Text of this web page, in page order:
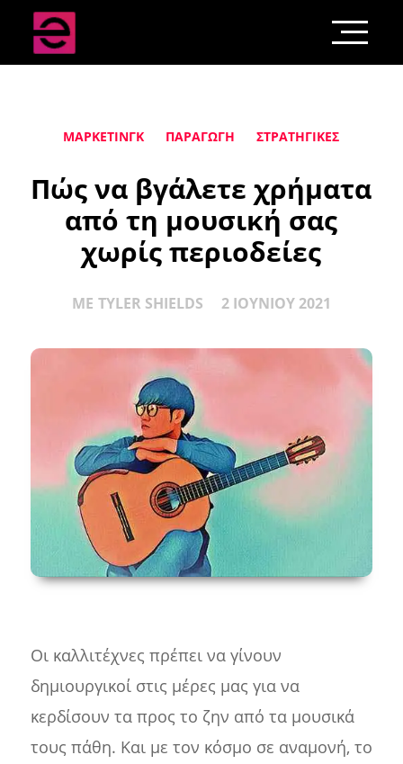
ΜΆΡΚΕΤΙΝΓΚ ΠΑΡΑΓΩΓΉ ΣΤΡΑΤΗΓΙΚΈΣ
Πώς να βγάλετε χρήματα
από τη μουσική σας
χωρίς περιοδείες
ΜΕ TYLER SHIELDS 2 ΙΟΥΝΊΟΥ 2021
Οι καλλιτέχνες πρέπει να γίνουν
δημιουργικοί στις μέρες μας για να
κερδίσουν τα προς το ζην από τα μουσικά
τους πάθη. Και με τον κόσμο σε αναμονή, το